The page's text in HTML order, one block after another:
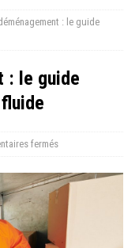
: le guide
: le guide
fermés